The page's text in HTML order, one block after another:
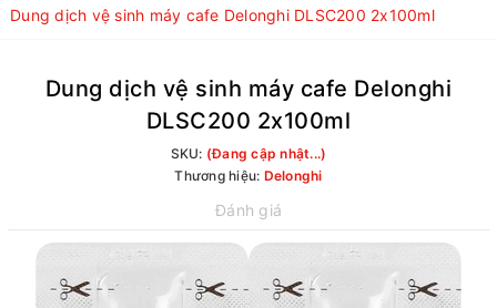
Dung dịch vệ sinh máy cafe Delonghi DLSC200 2x100ml
Dung dịch vệ sinh máy cafe Delonghi
DLSC200 2x100ml
SKU: (Đang cập nhật...)
Thương hiệu: Delonghi
Đánh giá